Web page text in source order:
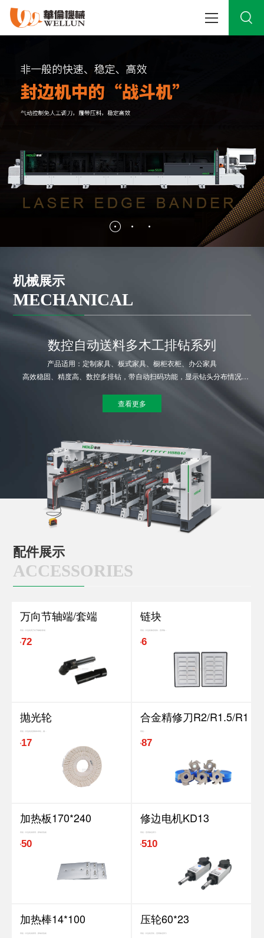
机械展示
MECHANICAL
数控自动送料多木工排钻系列
产品适用：定制家具、板式家具、橱柜衣柜、办公家具
高效稳固、精度高、数控多排钻，带自动扫码功能，显示钻头分布情况
查看更多
配件展示
ACCESSORIES
万向节轴端/套端
用途：封边机用万向节轴端/套端
¥72
链块
用途：封边机输送链块，适用输...
¥6
抛光轮
用途：封边机优质棉布布轮，抛...
¥ 17
合金精修刀R2/R1.5/R1
用途：
¥87
加热板170*240
用途：封边机涂胶用，胶锅发热板
¥50
修边电机KD13
用途：适用修边部分
¥510
加热棒14*100
用途：封边机涂胶用，胶锅发热板
压轮60*23
用途：封边机压轮，适用输送部分